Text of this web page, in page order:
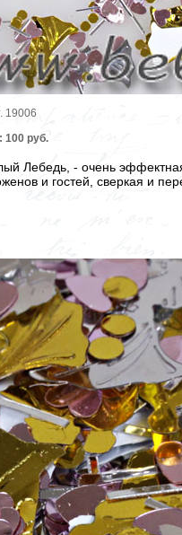
19006
100 руб.
Лебедь, - очень
и гостей, сверкая и